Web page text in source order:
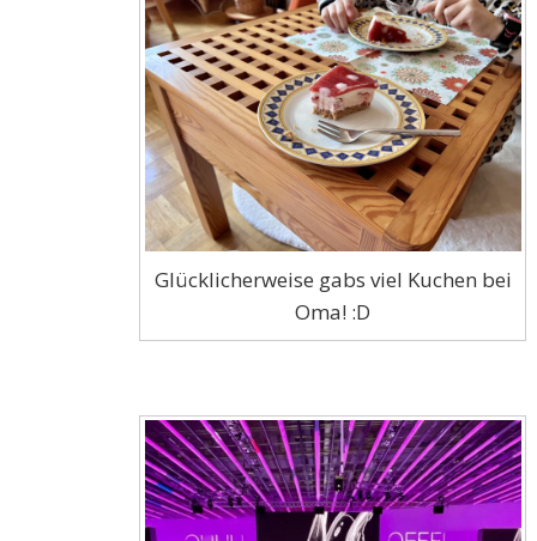
Glücklicherweise gabs viel Kuchen bei
Oma! :D